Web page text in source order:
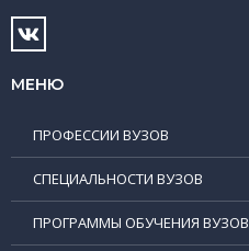
МЕНЮ
ПРОФЕССИИ ВУЗОВ
СПЕЦИАЛЬНОСТИ ВУЗОВ
ПРОГРАММЫ ОБУЧЕНИЯ ВУЗОВ